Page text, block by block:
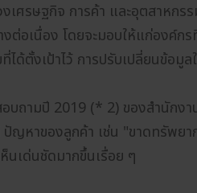
เศรษฐกิจ การค้า และอุตสาห
ต่อเนื่อง โดยจะมอบให้แก่องค์
ด้ตั้งเป้าไว้ การปรับเปลี่ยนข้อมู
บถามปี 2019 (* 2) ของสำนัก
หาของลูกค้า เช่น "ขาดทรัพยา
นเด่นชัดมากขึ้นเรื่อย ๆ